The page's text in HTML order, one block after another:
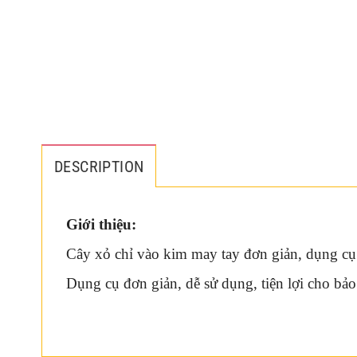
DESCRIPTION
Giới thiệu:
Cây xỏ chỉ vào kim may tay đơn giản, dụng
Dụng cụ đơn giản, dễ sử dụng, tiện lợi cho